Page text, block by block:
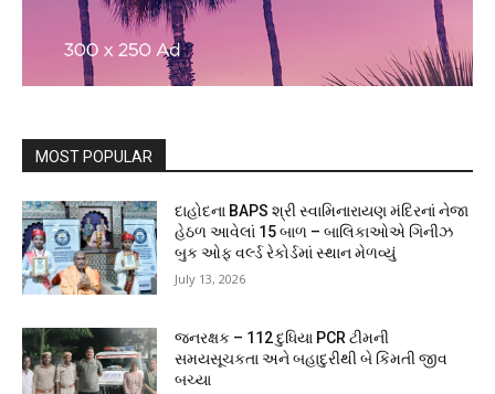
MOST POPULAR
દાહોદના BAPS શ્રી સ્વામિનારાયણ મંદિરનાં નેજા
હેઠળ આવેલાં 15 બાળ – બાલિકાઓએ ગિનીઝ
બુક ઓફ વર્લ્ડ રેકોર્ડમાં સ્થાન મેળવ્યું
July 13, 2026
જનરક્ષક – 112 દુધિયા PCR ટીમની
સમયસૂચકતા અને બહાદુરીથી બે કિંમતી જીવ
બચ્યા